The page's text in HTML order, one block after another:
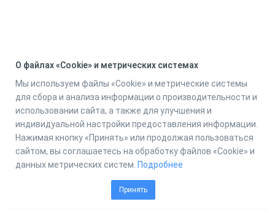
О файлах «Cookie» и метрических системах
Мы используем файлы «Cookie» и метрические системы
для сбора и анализа информации о производительности и
использовании сайта, а также для улучшения и
индивидуальной настройки предоставления информации.
Нажимая кнопку «Принять» или продолжая пользоваться
сайтом, вы соглашаетесь на обработку файлов «Cookie» и
данных метрических систем. Подробнее
Принять